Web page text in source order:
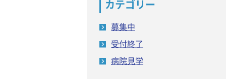
カテゴリー
募集中
受付終了
病院見学